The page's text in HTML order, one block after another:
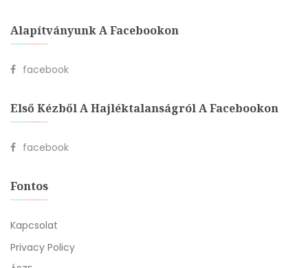
Alapítványunk A Facebookon
facebook
Első Kézből A Hajléktalanságról A Facebookon
facebook
Fontos
Kapcsolat
Privacy Policy